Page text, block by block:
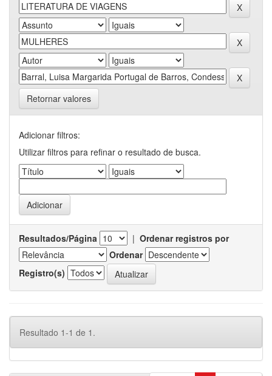
Retornar valores
Adicionar filtros:
Utilizar filtros para refinar o resultado de busca.
Resultados/Página | Ordenar registros por
Ordenar
Registro(s)
Resultado 1-1 de 1.